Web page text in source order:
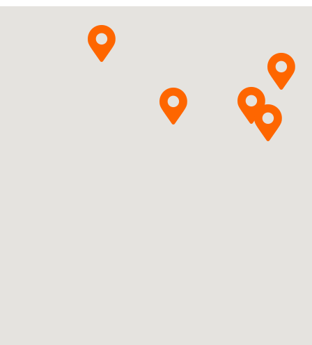
Krakowskie Zakłady
Zielarskie "Herbapol" w